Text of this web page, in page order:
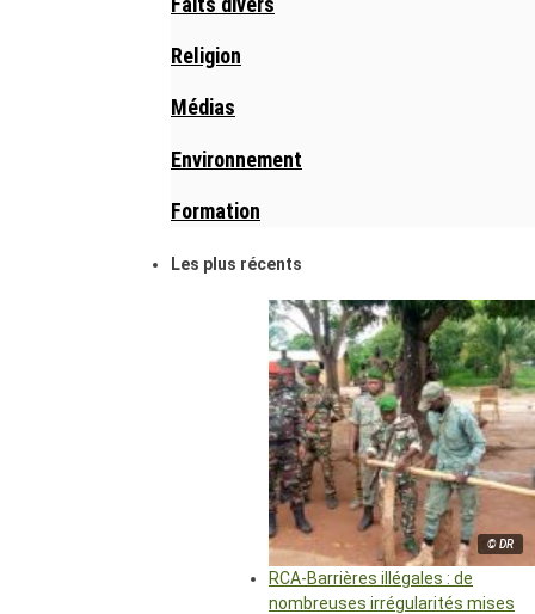
Religion
Médias
Environnement
Formation
Les plus récents
© DR
RCA-Barrières illégales : de
nombreuses irrégularités mises